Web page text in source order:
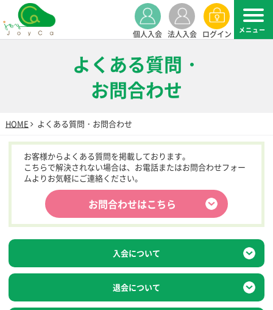
個人入会 法人入会 ログイン
よくある質問・
お問合わせ
HOME よくある質問・お問合わせ
お客様からよくある質問を掲載しております。
こちらで解決されない場合は、お電話またはお問合わせフォー
ムよりお気軽にご連絡ください。
お問合わせはこちら
入会について
退会について